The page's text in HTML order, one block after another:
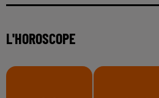
L'HOROSCOPE